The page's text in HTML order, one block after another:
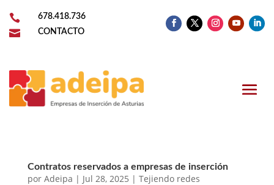
 678.418.736
 CONTACTO
Contratos reservados a empresas de inserción
por Adeipa | Jul 28, 2025 | Tejiendo redes